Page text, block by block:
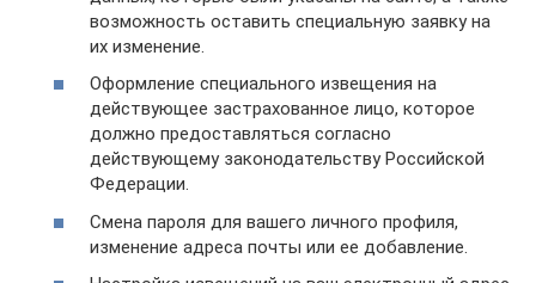
возможность оставить специальную заявку на
их изменение.
Оформление специального извещения на
действующее застрахованное лицо, которое
должно предоставляться согласно
действующему законодательству Российской
Федерации.
Смена пароля для вашего личного профиля,
изменение адреса почты или ее добавление.